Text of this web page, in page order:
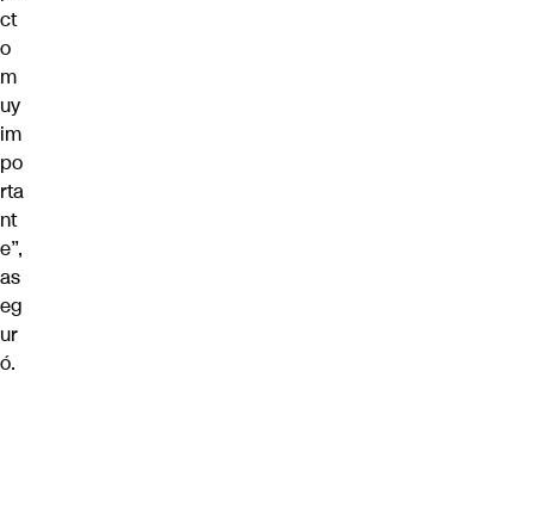
ct
o
m
uy
im
po
rta
nt
e”,
as
eg
ur
ó.